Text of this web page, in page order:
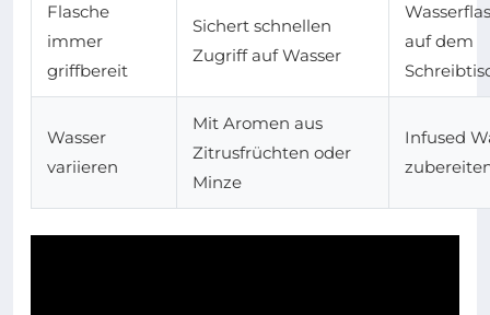
Flasche
immer
griffbereit
Sichert schnellen
Zugriff auf Wasser
auf dem
Wasser
variieren
Mit Aromen aus
Zitrusfrüchten oder
Minze
Infused